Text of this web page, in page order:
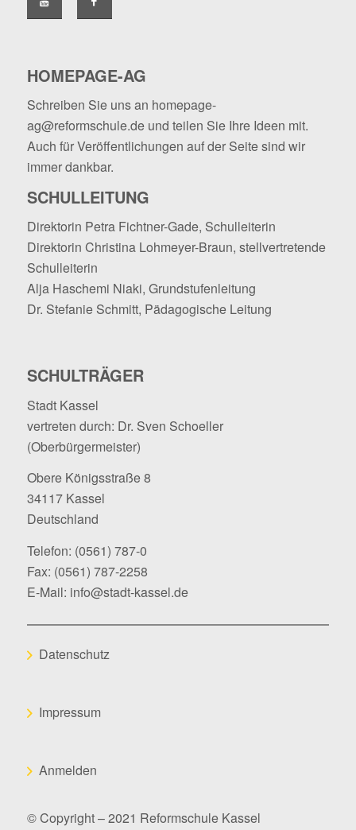
HOMEPAGE-AG
Schreiben Sie uns an homepage-
ag@reformschule.deund teilen Sie Ihre Ideen mit.
Auch für Veröffentlichungen auf der Seite sind wir
immer dankbar.
SCHULLEITUNG
Direktorin Petra Fichtner-Gade, Schulleiterin
Direktorin Christina Lohmeyer-Braun, stellvertretende
Schulleiterin
Alja Haschemi Niaki, Grundstufenleitung
Dr. Stefanie Schmitt, Pädagogische Leitung
SCHULTRÄGER
Stadt Kassel
vertreten durch: Dr. Sven Schoeller
(Oberbürgermeister)
Obere Königsstraße 8
34117 Kassel
Deutschland
Telefon: (0561) 787-0
Fax: (0561) 787-2258
E-Mail: info@stadt-kassel.de
Datenschutz
Impressum
Anmelden
© Copyright – 2021 Reformschule Kassel